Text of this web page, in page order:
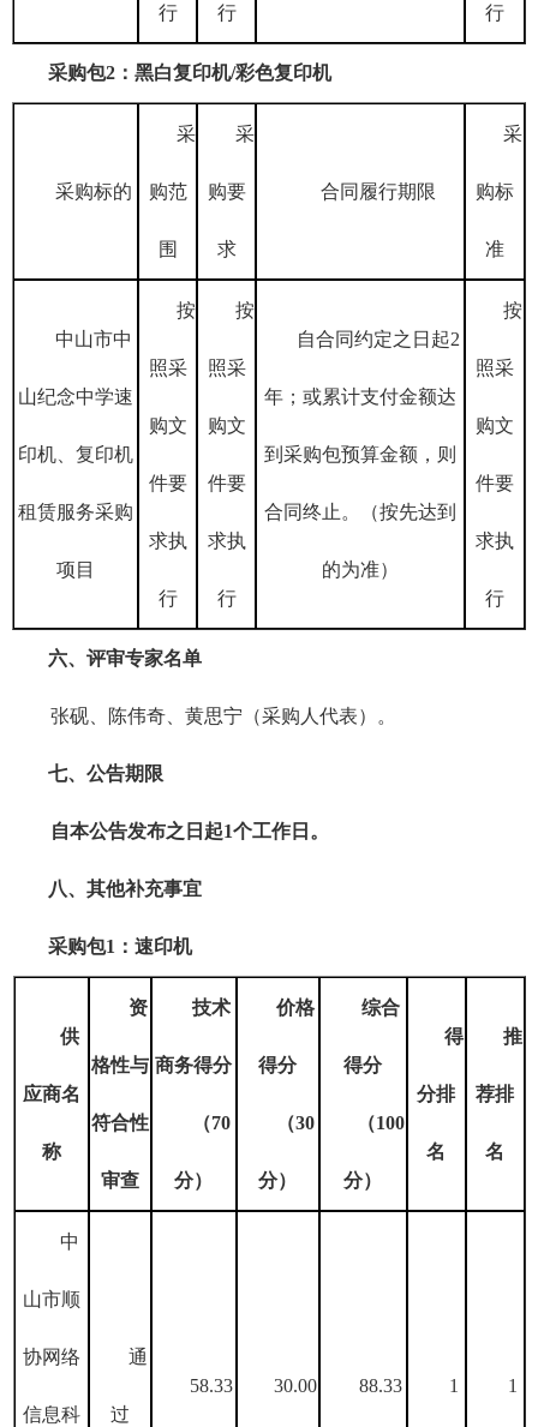
行 行 行
采购包2：黑白复印机/彩色复印机
采购标的
采
购范
围
采
购要
求
合同履行期限
采
购标
准
中山市中
山纪念中学速
印机、复印机
租赁服务采购
项目
按
照采
购文
件要
求执
行
按
照采
购文
件要
求执
行
自合同约定之日起2
年；或累计支付金额达
到采购包预算金额，则
合同终止。（按先达到
的为准）
按
照采
购文
件要
求执
行
六、评审专家名单
张砚、陈伟奇、黄思宁（采购人代表）。
七、公告期限
自本公告发布之日起1个工作日。
八、 其他补充事宜
采购包1：速印机
供
应商名
称
资
格性与
符合性
审查
技术
商务得分
（70
分）
价格
得分
（30
分）
综合
得分
（100
分）
得
分排
名
推
荐排
名
中
山市顺
协网络
信息科
通
过
58.33 30.00 88.33 1 1